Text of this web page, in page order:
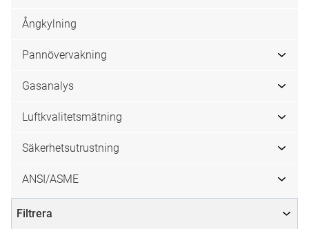
Ångkylning
Pannövervakning
Gasanalys
Luftkvalitetsmätning
Säkerhetsutrustning
ANSI/ASME
Filtrera